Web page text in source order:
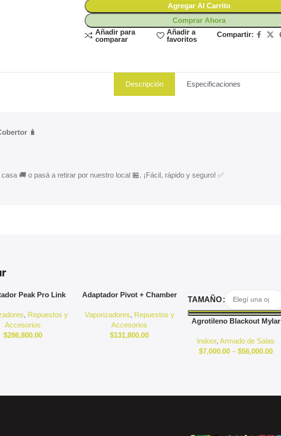
Agregar Al Carrito
Comprar Ahora
Añadir para
comparar
Añadir a
favoritos
Compartir:
Descripción Especificaciones
🧳
🚚 o pasá a retirar por nuestro local 🏪. ¡Fácil, rápido y seguro! ✅
Al CarritoPeak Pro Link
, Repuestos y
Accesorios
$286,800.00
Agregar Al Carrito
Adaptador Pivot + Chamber
Vaporizadores, Repuestos y
Accesorios
$131,800.00
Seleccionar Opciones
TAMAÑO
Agrotileno Blackout Mylar
Indoor,Armado de Salas
$7,000.00 – $56,000.00